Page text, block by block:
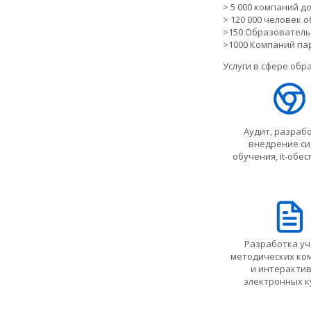
> 5 000 компаний
> 120 000 человек
>150
>1000 Компаний
Услуги в сфере
Аудит,
внедрение
обучения, it-
Разработка
методических
и
электронных